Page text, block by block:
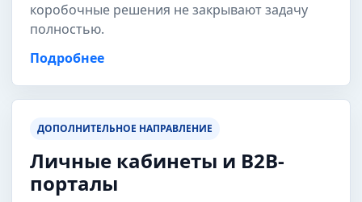
коробочные решения не закрывают задачу
полностью.
Подробнее
ДОПОЛНИТЕЛЬНОЕ НАПРАВЛЕНИЕ
Личные кабинеты и B2B-
порталы